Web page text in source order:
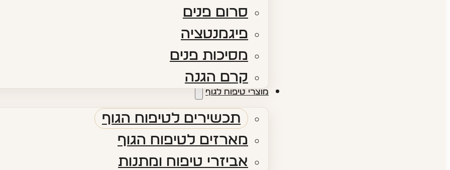
סרום פנים
פיגמנטציה
מסיכות פנים
קרם הגנה
מוצרי טיפוח לגוף
תכשירים לטיפוח הגוף
מארזים לטיפוח הגוף
אביזרי טיפוח ומתנות